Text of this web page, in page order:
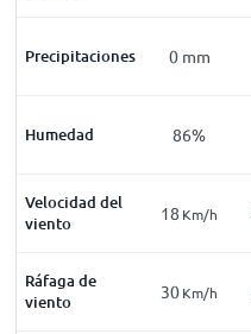
Precipitaciones
mm 0mm 0 mm
Humedad
93 86%
Velocidad del
viento
Km/h 17Km/h 18 Km/h
Ráfaga de
viento
Km/h 30Km/h 30Km/h